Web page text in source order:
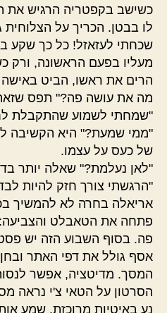
כשישב בקפטריה הרגיש
לו בבטן. הכריך על
שכחתי לעזאזל! כל כך שקע
מעליו בפעם הראשונה, ורק
הרים את ראשו, הביט באישה
מה את עושה פה?" תפס
"שמחתי לשמוע שהתקבלת
"ממי שמעת?" היא הקשיבה
של כעס על עצמו.
"לאן נעלמת?" שאלה יותר
"הרגשתי צורך חזק להיות לבד
אריאלה בחרה לא להמשיך
פתחה את הטאבלט והצביעה:
פה. בסוף השבוע הזה יש
אסף גולל את דפי האתר
המסך. מדיטציה, אפשר
הסרטון על הטאי צ'י נראה
נע באיטיות מרוכזת. שמע